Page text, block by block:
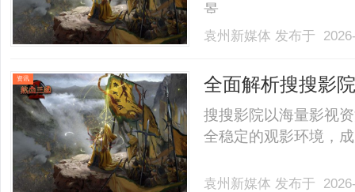
景。......
袁州新媒体 发布于
资讯 全面解析搜搜影
搜搜影院以海量影视
全稳定的观影环境，
袁州新媒体 发布于